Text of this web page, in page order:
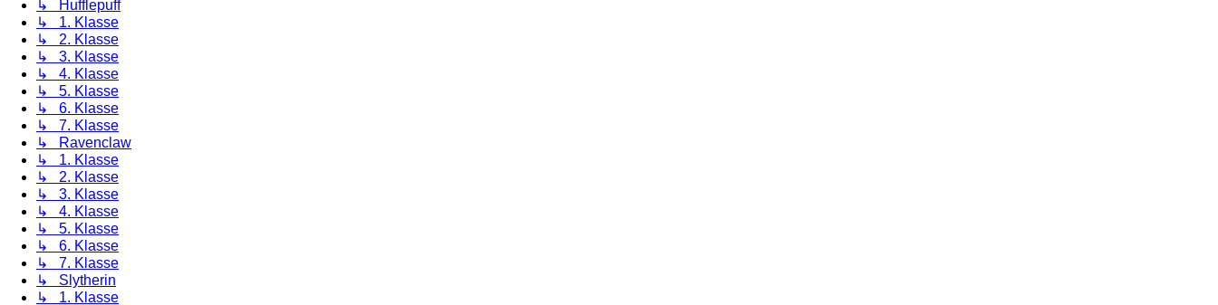
↳ Hufflepuff
↳ 1. Klasse
↳ 2. Klasse
↳ 3. Klasse
↳ 4. Klasse
↳ 5. Klasse
↳ 6. Klasse
↳ 7. Klasse
↳ Ravenclaw
↳ 1. Klasse
↳ 2. Klasse
↳ 3. Klasse
↳ 4. Klasse
↳ 5. Klasse
↳ 6. Klasse
↳ 7. Klasse
↳ Slytherin
↳ 1. Klasse